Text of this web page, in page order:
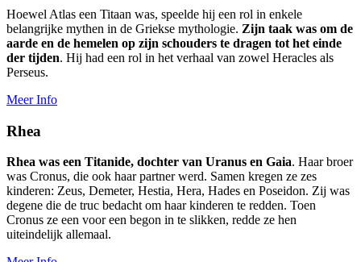
Hoewel Atlas een Titaan was, speelde hij een rol in enkele
belangrijke mythen in de Griekse mythologie. Zijn taak was om de
aarde en de hemelen op zijn schouders te dragen tot het einde
der tijden. Hij had een rol in het verhaal van zowel Heracles als
Perseus.
Meer Info
Rhea
Rhea was een Titanide, dochter van Uranus en Gaia. Haar broer
was Cronus, die ook haar partner werd. Samen kregen ze zes
kinderen: Zeus, Demeter, Hestia, Hera, Hades en Poseidon. Zij was
degene die de truc bedacht om haar kinderen te redden. Toen
Cronus ze een voor een begon in te slikken, redde ze hen
uiteindelijk allemaal.